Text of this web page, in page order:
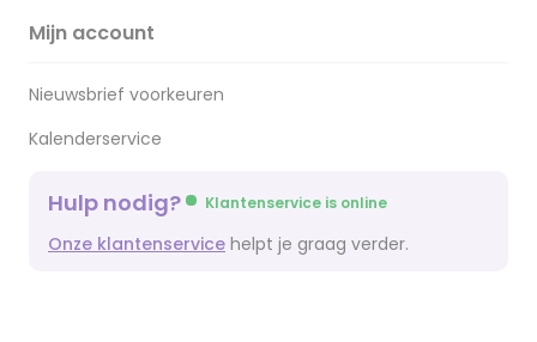
Mijn account
Nieuwsbrief voorkeuren
Kalenderservice
Hulp nodig? Klantenservice is online
Onze klantenservice helpt je graag verder.